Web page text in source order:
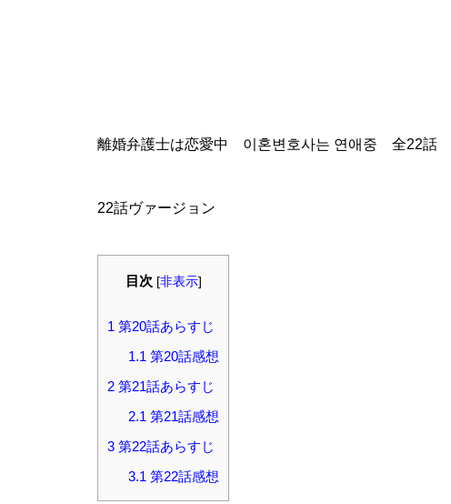
離婚弁護士は恋愛中 이혼변호사는 연애중 全22話
22話ヴァージョン
目次 [非表示]
1 第20話あらすじ
1.1 第20話感想
2 第21話あらすじ
2.1 第21話感想
3 第22話あらすじ
3.1 第22話感想